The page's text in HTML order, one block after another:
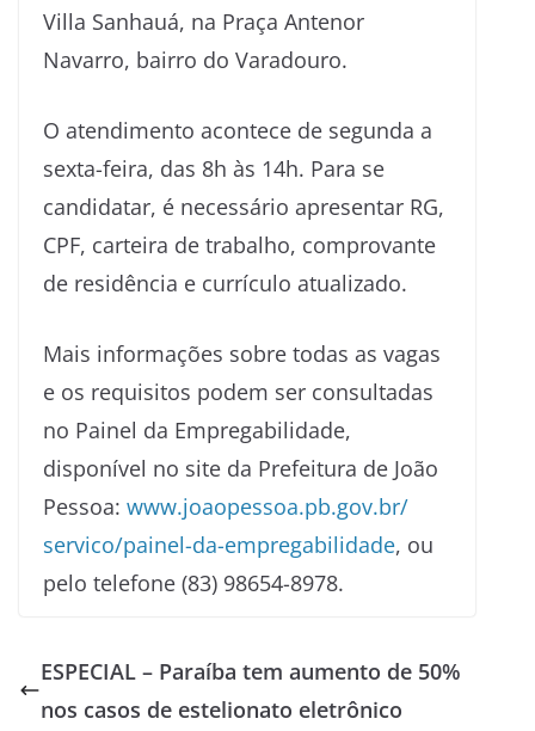
Villa Sanhauá, na Praça Antenor
Navarro, bairro do Varadouro.
O atendimento acontece de segunda a
sexta-feira, das 8h às 14h. Para se
candidatar, é necessário apresentar RG,
CPF, carteira de trabalho, comprovante
de residência e currículo atualizado.
Mais informações sobre todas as vagas
e os requisitos podem ser consultadas
no Painel da Empregabilidade,
disponível no site da Prefeitura de João
Pessoa: www.joaopessoa.pb.gov.br/
servico/painel-da-empregabilidade, ou
pelo telefone (83) 98654-8978.
ESPECIAL – Paraíba tem aumento de 50%
nos casos de estelionato eletrônico